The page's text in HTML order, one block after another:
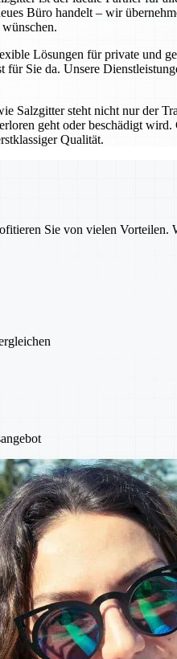
Büro handelt – wir
Lösungen für private und
Sie da. Unsere
Salzgitter steht nicht nur der
geht oder beschädigt
Qualität.
Sie von vielen